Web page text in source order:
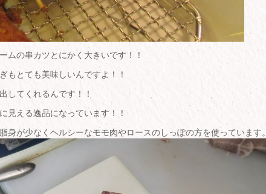
ムの串カツとにかく大きいです！！
もとても美味しいんですよ！！
してくれるんです！！
見える逸品になっています！！
身が少なくヘルシーなモモ肉やロースのしっぽの方を使っています。